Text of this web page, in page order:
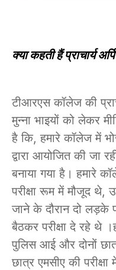
क्या कहती हैं प्राचार्य
टीआरएस कॉलेज की
मुन्ना भाइयों को लेकर
है कि, हमारे कॉलेज में
द्वारा आयोजित की जा
बनाया गया है। हमारे
परीक्षा रूम में मौजूद थे,
जाने के दौरान दो
बैठकर परीक्षा दे रहे थे
पुलिस आई और दोनों
छात्र एमसीए की